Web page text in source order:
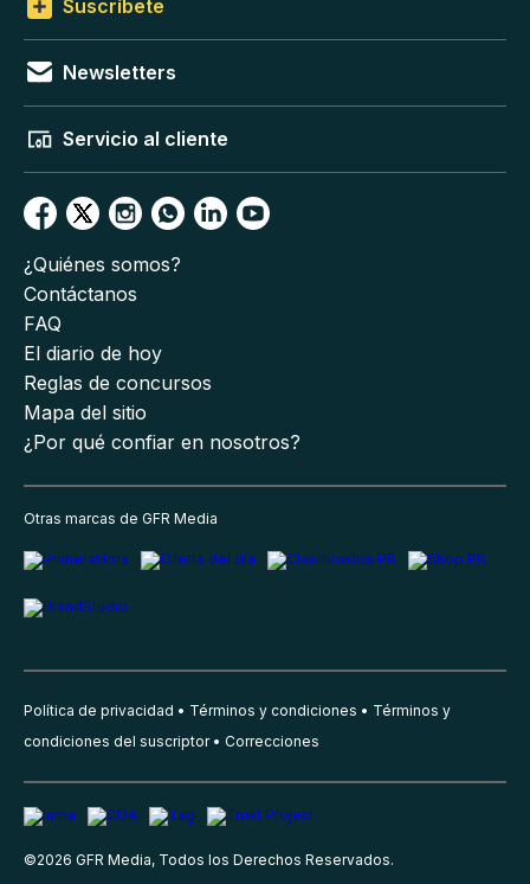
Suscríbete
Newsletters
Servicio al cliente
¿Quiénes somos?
Contáctanos
FAQ
El diario de hoy
Reglas de concursos
Mapa del sitio
¿Por qué confiar en nosotros?
Otras marcas de GFR Media
Política de privacidad Términos y condiciones
Términos y
condiciones del suscriptor
Correcciones
©2026 GFR Media, Todos los Derechos Reservados.